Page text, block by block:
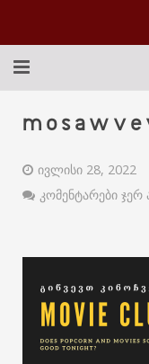
ᲙᲕᲚᲔᲕᲐ
ᲡᲢᲣᲓᲔᲜᲢᲣᲠᲘ
ივლისი 28, 2022
კომენტარები ჯერ